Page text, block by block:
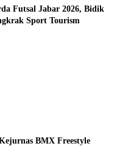
Futsal Jabar 2026, Bidik
Sport Tourism
BMX Freestyle